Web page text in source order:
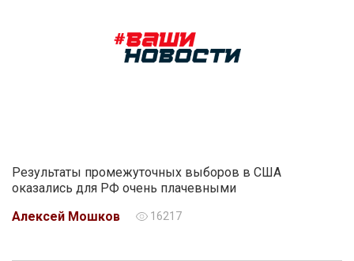
Результаты промежуточных выборов в США
оказались для РФ очень плачевными
Алексей Мошков
16217